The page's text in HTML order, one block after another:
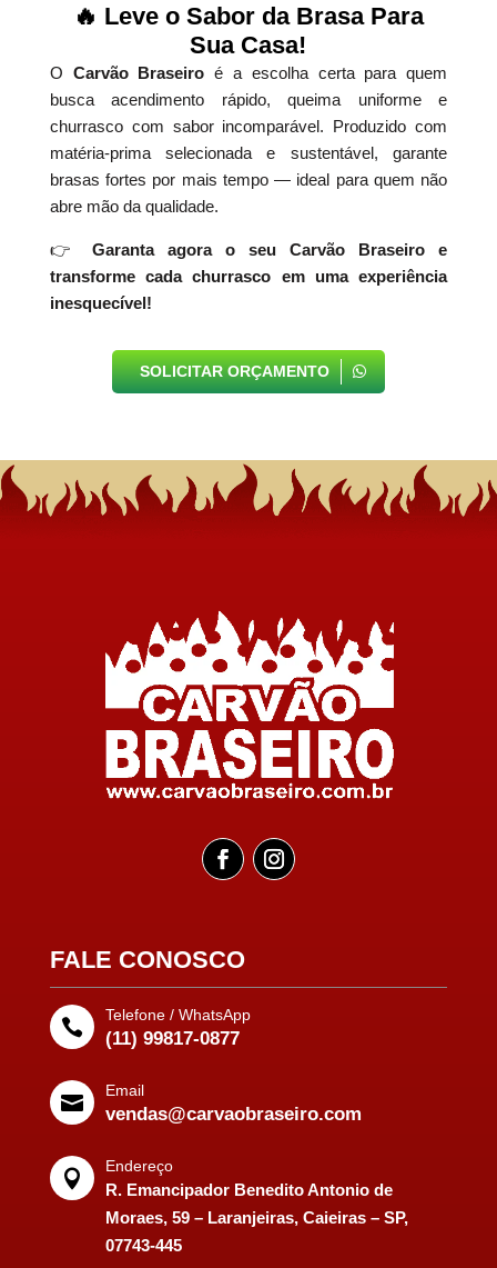
🔥 Leve o Sabor da Brasa Para
Sua Casa!
O Carvão Braseiro é a escolha certa para quem
busca acendimento rápido, queima uniforme e
churrasco com sabor incomparável. Produzido com
matéria-prima selecionada e sustentável, garante
brasas fortes por mais tempo — ideal para quem não
abre mão da qualidade.
👉
Garanta agora o seu Carvão Braseiro e
transforme cada churrasco em uma experiência
inesquecível!
SOLICITAR ORÇAMENTO
FALE CONOSCO

Telefone / WhatsApp
(11) 99817-0877

Email
vendas@carvaobraseiro.com

Endereço
R. Emancipador Benedito Antonio de
Moraes, 59 – Laranjeiras, Caieiras – SP,
07743-445